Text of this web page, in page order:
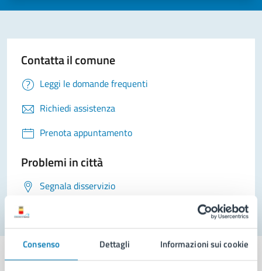
Consenso Dettagli Informazioni sui cookie
Contatta il comune
Leggi le domande frequenti
Richiedi assistenza
Prenota appuntamento
Problemi in città
Segnala disservizio